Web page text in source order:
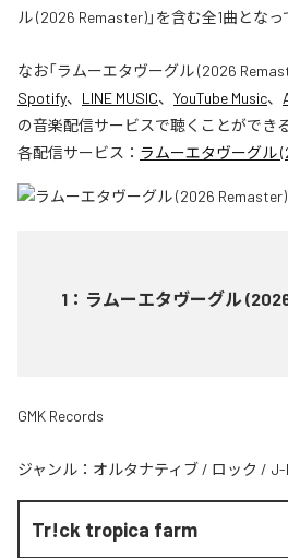
ル (2026 Remaster)」を含む全1曲となっ
なお「ラムーエタヴーグル (2026
Spotify、 LINE MUSIC、 YouTube Music、
の音楽配信サービスで聴くことができる
各配信サービス： ラムーエタヴーグル
1 ： ラムーエタヴーグル
GMK Records
ジャンル： オルタナティブ / ロック / J-
Tr!ck tropica farm